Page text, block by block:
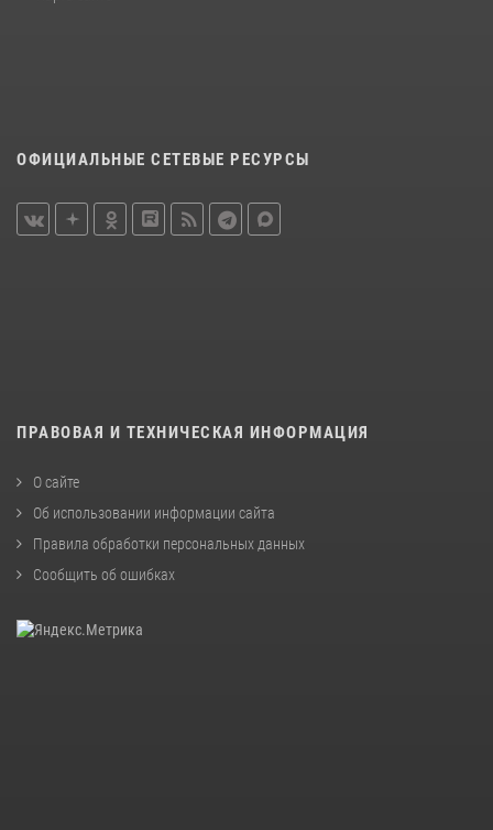
ОФИЦИАЛЬНЫЕ СЕТЕВЫЕ РЕСУРСЫ
ПРАВОВАЯ И ТЕХНИЧЕСКАЯ ИНФОРМАЦИЯ
О сайте
Об использовании информации сайта
Правила обработки персональных данных
Сообщить об ошибках